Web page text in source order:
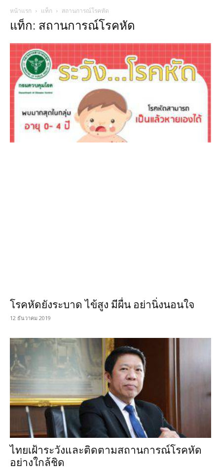
หน้าแรก แท็ก สถานการณ์โรคหัด
แท็ก: สถานการณ์โรคหัด
โรคหัดยังระบาด ไข้สูง มีผื่น อย่านิ่งนอนใจ
12 ธันวาคม 2019
ไทยเฝ้าระวังและติดตามสถานการณ์โรคหัด
อย่างใกล้ชิด